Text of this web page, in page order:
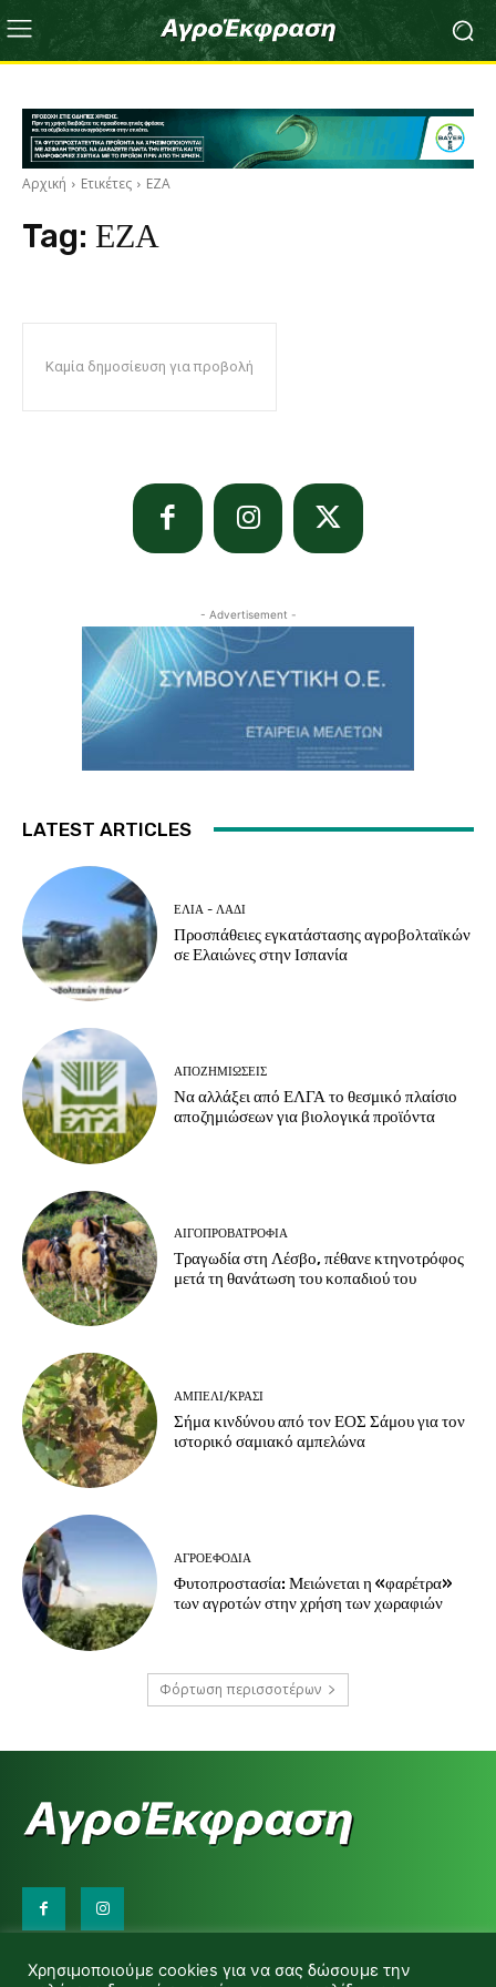
Αρχική Ετικέτες ΕΖΑ
Tag: ΕΖΑ
Καμία δημοσίευση για προβολή
- Advertisement -
LATEST ARTICLES
ΕΛΙΆ - ΛΆΔΙ
Προσπάθειες εγκατάστασης αγροβολταϊκών
σε Ελαιώνες στην Ισπανία
ΑΠΟΖΗΜΙΏΣΕΙΣ
Να αλλάξει από ΕΛΓΑ το θεσμικό πλαίσιο
αποζημιώσεων για βιολογικά προϊόντα
ΑΙΓΟΠΡΟΒΑΤΡΟΦΊΑ
Τραγωδία στη Λέσβο, πέθανε κτηνοτρόφος
μετά τη θανάτωση του κοπαδιού του
ΑΜΠΈΛΙ/ΚΡΑΣΊ
Σήμα κινδύνου από τον ΕΟΣ Σάμου για τον
ιστορικό σαμιακό αμπελώνα
ΑΓΡΟΕΦΌΔΙΑ
Φυτοπροστασία: Μειώνεται η «φαρέτρα»
των αγροτών στην χρήση των χωραφιών
Φόρτωση περισσοτέρων
d.makas@yahoo.gr
Χρησιμοποιούμε cookies για να σας δώσουμε την